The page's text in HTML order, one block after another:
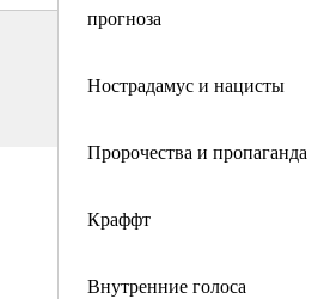
прогноза
Нострадамус и нацисты
Пророчества и пропаганда
Краффт
Внутренние голоса